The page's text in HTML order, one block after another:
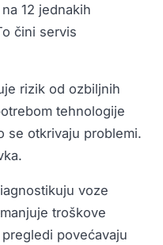
12 jednakih
čini servis
rizik od ozbiljnih
tehnologije
se otkrivaju problemi.
voze
troškove
povećavaju